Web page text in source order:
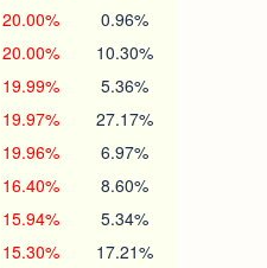
20.00% 0.96%
20.00% 10.30%
19.99% 5.36%
19.97% 27.17%
19.96% 6.97%
16.40% 8.60%
15.94% 5.34%
15.30% 17.21%